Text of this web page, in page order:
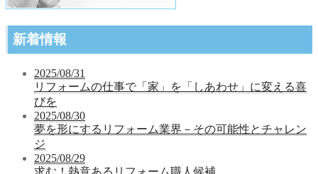
新着情報
2025/08/31
リフォームの仕事で「家」を「しあわせ」に変える喜
びを
2025/08/30
夢を形にするリフォーム業界－その可能性とチャレン
ジ
2025/08/29
求む！熱意あるリフォーム職人候補